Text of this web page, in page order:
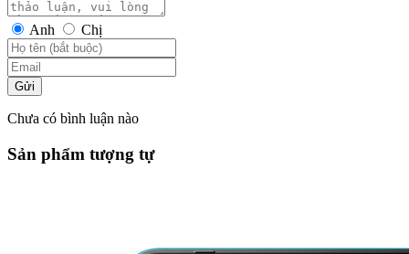
Anh Chị
Gửi
Chưa có bình luận nào
Sản phẩm tượng tự